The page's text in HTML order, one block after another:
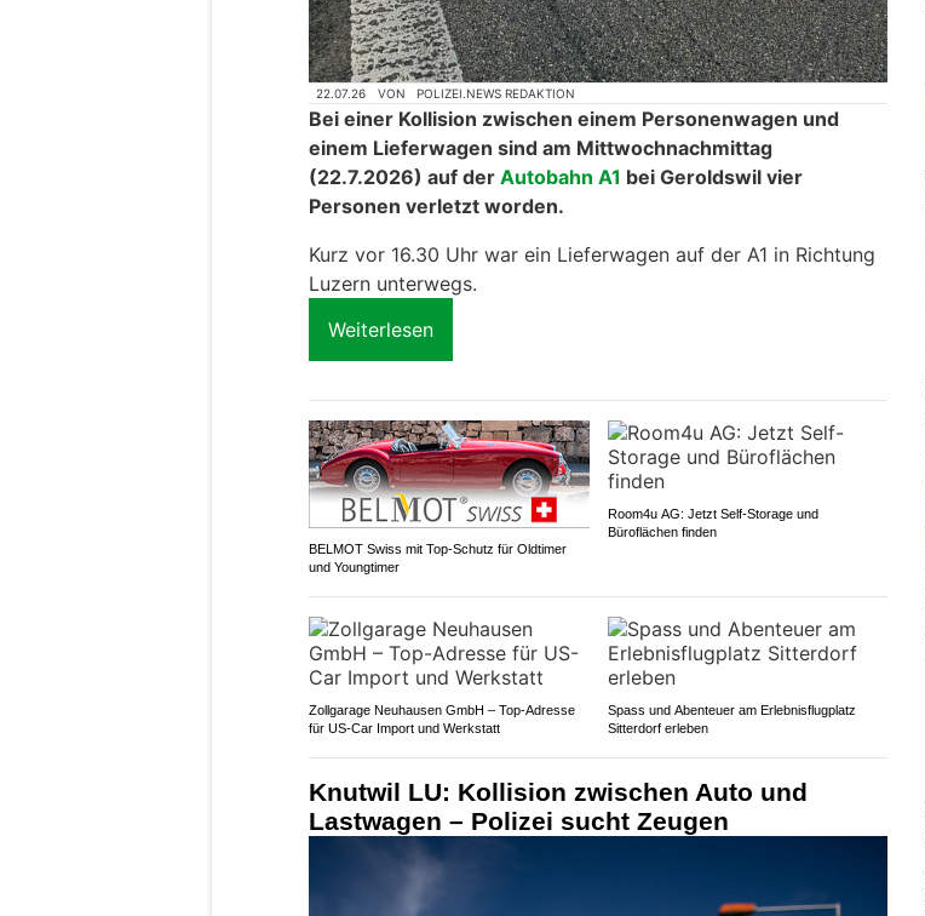
22.07.26 VON POLIZEI.NEWS REDAKTION
Bei einer Kollision zwischen einem Personenwagen und
einem Lieferwagen sind am Mittwochnachmittag
(22.7.2026) auf der Autobahn A1 bei Geroldswil vier
Personen verletzt worden.
Kurz vor 16.30 Uhr war ein Lieferwagen auf der A1 in Richtung
Luzern unterwegs.
Weiterlesen
BELMOT Swiss mit Top-Schutz für Oldtimer
und Youngtimer
Room4u AG: Jetzt Self-Storage und
Büroflächen finden
Zollgarage Neuhausen GmbH – Top-Adresse
für US-Car Import und Werkstatt
Spass und Abenteuer am Erlebnisflugplatz
Sitterdorf erleben
Knutwil LU: Kollision zwischen Auto und
Lastwagen – Polizei sucht Zeugen